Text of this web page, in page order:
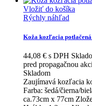
Vložiť do košíka
Rýchly náhľad
Koža kozľacia
44,08 € s DPH
pred propagačnou
Skladom
Zaujímavá kozľacia
Farba: šedá/čierna/
ca.73cm x 77cm